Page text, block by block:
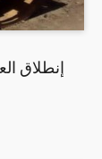
إنطلاق